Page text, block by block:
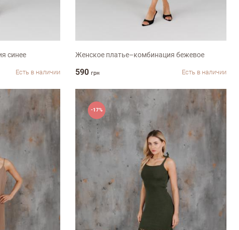
синее
Есть в наличии
ХL-ХХL
Женское платье–комбинация бежевое
590 грн Есть в наличии
-17%